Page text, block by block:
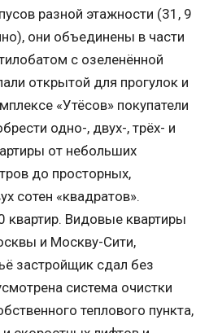
разной этажности (31, 9
они объединены в части
с озеленённой
открытой для прогулок и
«Утёсов» покупатели
одно-, двух-, трёх- и
от небольших
до просторных,
сотен «квадратов».
Видовые квартиры
и Москву-Сити,
застройщик сдал без
система очистки
теплового пункта,